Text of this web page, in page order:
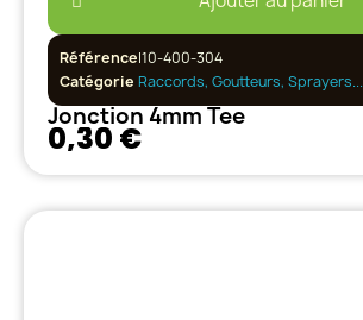
RéférenceI10-400-304
Catégorie Raccords, Goutteurs, Sprayers...
Jonction 4mm Tee
0,30 €